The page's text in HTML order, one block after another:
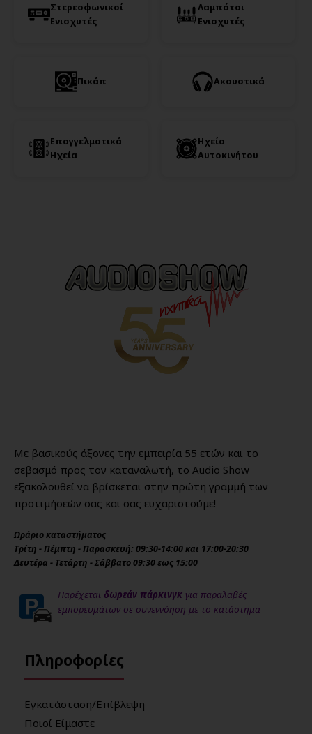
Στερεοφωνικοί
Ενισχυτές
Λαμπάτοι
Ενισχυτές
Πικάπ Ακουστικά
Επαγγελματικά
Ηχεία
Ηχεία
Αυτοκινήτου
Με βασικούς άξονες την εμπειρία 55 ετών και το
σεβασμό προς τον καταναλωτή, το Audio Show
εξακολουθεί να βρίσκεται στην πρώτη γραμμή των
προτιμήσεών σας και σας ευχαριστούμε!
Ωράριο καταστήματος
Τρίτη - Πέμπτη - Παρασκευή: 09:30-14:00 και 17:00-20:30
Δευτέρα - Τετάρτη - Σάββατο 09:30 εως 15:00
Παρέχεται δωρεάν πάρκινγκ για παραλαβές
εμπορευμάτων σε συνεννόηση με το κατάστημα
Πληροφορίες
Εγκατάσταση/Επίβλεψη
Ποιοί Είμαστε